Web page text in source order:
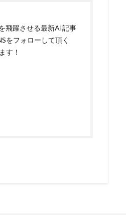
飛躍させる最新AI記事
をフォローして頂く
す！